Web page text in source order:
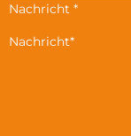
Nachricht *